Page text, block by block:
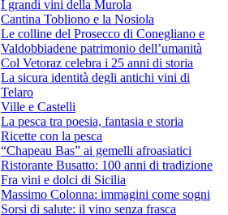
I grandi vini della Murola
Cantina Tobliono e la Nosiola
Le colline del Prosecco di Conegliano e
Valdobbiadene patrimonio dell’umanità
Col Vetoraz celebra i 25 anni di storia
La sicura identità degli antichi vini di
Telaro
Ville e Castelli
La pesca tra poesia, fantasia e storia
Ricette con la pesca
“Chapeau Bas” ai gemelli afroasiatici
Ristorante Busatto: 100 anni di tradizione
Fra vini e dolci di Sicilia
Massimo Colonna: immagini come sogni
Sorsi di salute: il vino senza frasca